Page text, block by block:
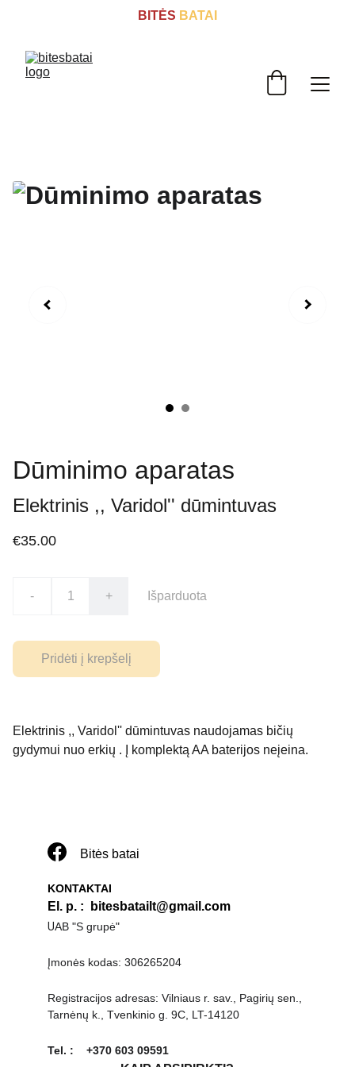
BITĖS BATAI
Dūminimo aparatas
Elektrinis ,, Varidol'' dūmintuvas
€35.00
- + Išparduota
Pridėti į krepšelį
Elektrinis ,, Varidol'' dūmintuvas naudojamas bičių
gydymui nuo erkių . Į komplektą AA baterijos neįeina.
KONTAKTAI
El. p. : bitesbatailt@gmail.com
UAB "S grupė"
Įmonės kodas: 306265204
Registracijos adresas: Vilniaus r. sav., Pagirių sen.,
Tarnėnų k., Tvenkinio g. 9C, LT-14120
Tel. :    +370 603 09591
Bitės batai